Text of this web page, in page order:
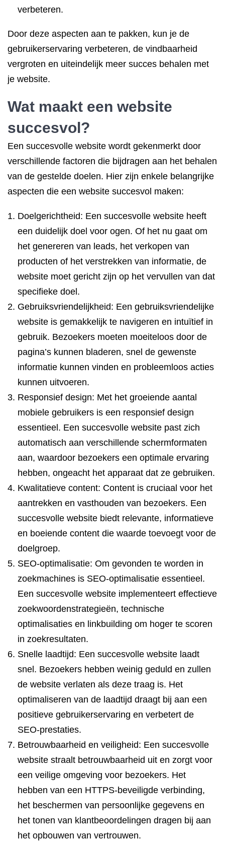
verbeteren.
Door deze aspecten aan te pakken, kun je de
gebruikerservaring verbeteren, de vindbaarheid
vergroten en uiteindelijk meer succes behalen met
je website.
Wat maakt een website
succesvol?
Een succesvolle website wordt gekenmerkt door
verschillende factoren die bijdragen aan het behalen
van de gestelde doelen. Hier zijn enkele belangrijke
aspecten die een website succesvol maken:
Doelgerichtheid: Een succesvolle website heeft
een duidelijk doel voor ogen. Of het nu gaat om
het genereren van leads, het verkopen van
producten of het verstrekken van informatie, de
website moet gericht zijn op het vervullen van dat
specifieke doel.
Gebruiksvriendelijkheid: Een gebruiksvriendelijke
website is gemakkelijk te navigeren en intuïtief in
gebruik. Bezoekers moeten moeiteloos door de
pagina’s kunnen bladeren, snel de gewenste
informatie kunnen vinden en probleemloos acties
kunnen uitvoeren.
Responsief design: Met het groeiende aantal
mobiele gebruikers is een responsief design
essentieel. Een succesvolle website past zich
automatisch aan verschillende schermformaten
aan, waardoor bezoekers een optimale ervaring
hebben, ongeacht het apparaat dat ze gebruiken.
Kwalitatieve content: Content is cruciaal voor het
aantrekken en vasthouden van bezoekers. Een
succesvolle website biedt relevante, informatieve
en boeiende content die waarde toevoegt voor de
doelgroep.
SEO-optimalisatie: Om gevonden te worden in
zoekmachines is SEO-optimalisatie essentieel.
Een succesvolle website implementeert effectieve
zoekwoordenstrategieën, technische
optimalisaties en linkbuilding om hoger te scoren
in zoekresultaten.
Snelle laadtijd: Een succesvolle website laadt
snel. Bezoekers hebben weinig geduld en zullen
de website verlaten als deze traag is. Het
optimaliseren van de laadtijd draagt bij aan een
positieve gebruikerservaring en verbetert de
SEO-prestaties.
Betrouwbaarheid en veiligheid: Een succesvolle
website straalt betrouwbaarheid uit en zorgt voor
een veilige omgeving voor bezoekers. Het
hebben van een HTTPS-beveiligde verbinding,
het beschermen van persoonlijke gegevens en
het tonen van klantbeoordelingen dragen bij aan
het opbouwen van vertrouwen.